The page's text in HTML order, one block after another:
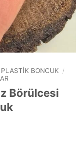
PLASTIK BONCUK /
Börülcesi